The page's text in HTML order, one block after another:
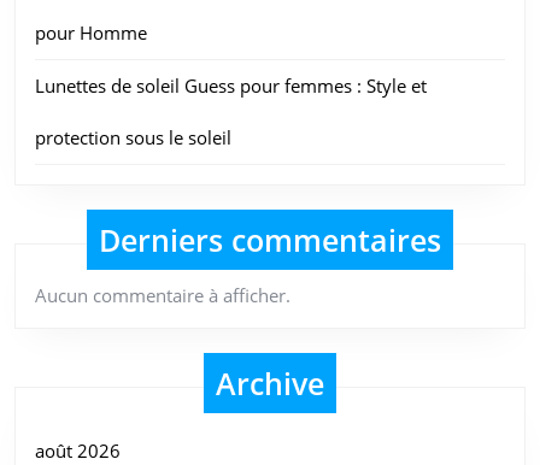
pour Homme
Lunettes de soleil Guess pour femmes : Style et
protection sous le soleil
Derniers commentaires
Aucun commentaire à afficher.
Archive
août 2026